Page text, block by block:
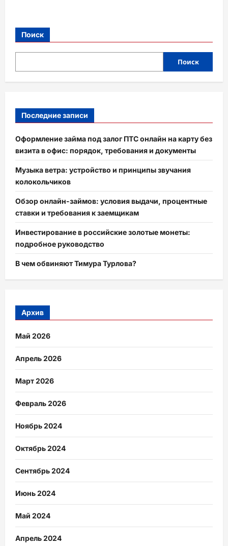
Поиск
Поиск
Последние записи
Оформление займа под залог ПТС онлайн на карту без
визита в офис: порядок, требования и документы
Музыка ветра: устройство и принципы звучания
колокольчиков
Обзор онлайн-займов: условия выдачи, процентные
ставки и требования к заемщикам
Инвестирование в российские золотые монеты:
подробное руководство
В чем обвиняют Тимура Турлова?
Архив
Май 2026
Апрель 2026
Март 2026
Февраль 2026
Ноябрь 2024
Октябрь 2024
Сентябрь 2024
Июнь 2024
Май 2024
Апрель 2024